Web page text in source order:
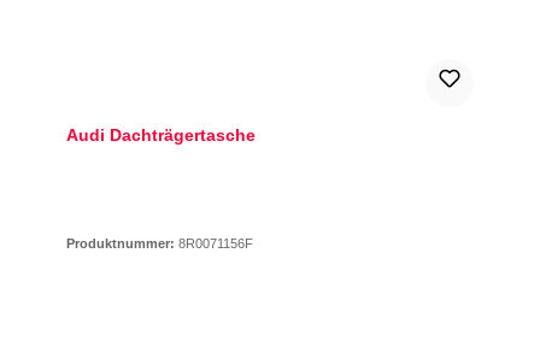
Audi Dachträgertasche
Produktnummer: 8R0071156F